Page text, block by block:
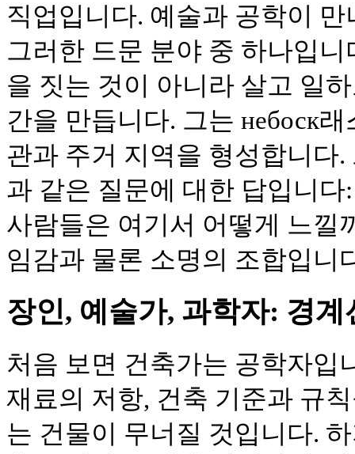
직업입니다. 예술과 공학이
그러한 드문 분야 중 하나입
을 짓는 것이 아니라 살고 일
간을 만듭니다. 그는 небоск
관과 주거 지역을 형성합니다
과 같은 질문에 대한 답입니다
사람들은 여기서 어떻게 느낄
임감과 물론 소명의 조합입니
장인, 예술가, 과학자: 경
처음 보면 건축가는 공학자입
재료의 저항, 건축 기준과 규
는 건물이 무너질 것입니다.